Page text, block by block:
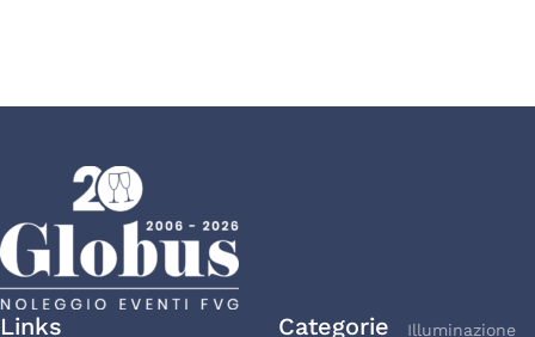
Links Categorie Illuminazione